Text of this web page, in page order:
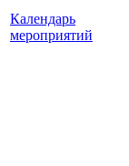
Календарь
мероприятий